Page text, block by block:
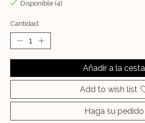
Disponible (4)
Cantidad:
Añadir a la cesta
Add to wish list
Haga su pedido